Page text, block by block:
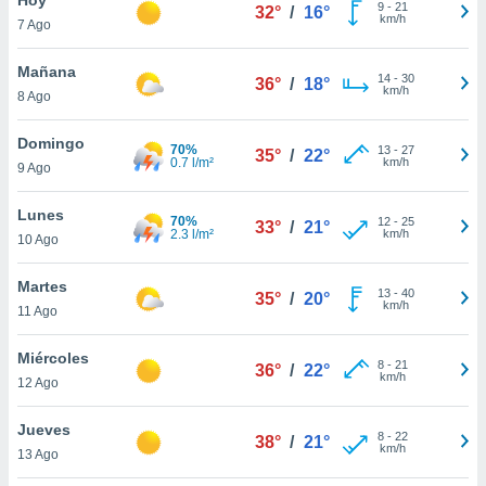
en
más
nuestra
de
cookies
aceptar
7 Ago
32° / 16° 9- 21
km/h
Mañana
8 Ago
36° / 18° 14- 30
km/h
Domingo
9 Ago
70%
0.7 l/m²
35° / 22° 13- 27
km/h
Lunes
10 Ago
70%
2.3 l/m²
33° / 21° 12- 25
km/h
Martes
11 Ago
35° / 20° 13- 40
km/h
Miércoles
12 Ago
36° / 22° 8- 21
km/h
Jueves
13 Ago
38° / 21° 8- 22
km/h